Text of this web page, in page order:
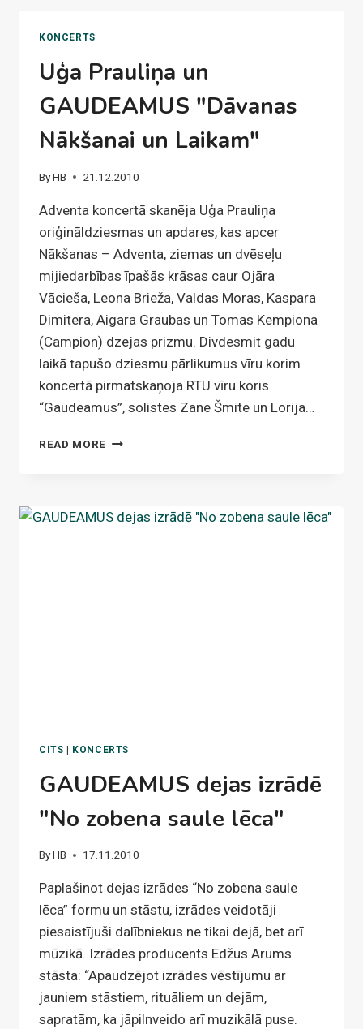
KONCERTS
Uģa Prauliņa un
GAUDEAMUS "Dāvanas
Nākšanai un Laikam"
ByHB 21.12.2010
Adventa koncertā skanēja Uģa Prauliņa
oriģināldziesmas un apdares, kas apcer
Nākšanas – Adventa, ziemas un dvēseļu
mijiedarbības īpašās krāsas caur Ojāra
Vācieša, Leona Brieža, Valdas Moras, Kaspara
Dimitera, Aigara Graubas un Tomas Kempiona
(Campion) dzejas prizmu. Divdesmit gadu
laikā tapušo dziesmu pārlikumus vīru korim
koncertā pirmatskaņoja RTU vīru koris
“Gaudeamus”, solistes Zane Šmite un Lorija…
READ MORE UĢA
NĀKŠANAI
CITS | KONCERTS
GAUDEAMUS dejas izrādē
"No zobena saule lēca"
ByHB 17.11.2010
Paplašinot dejas izrādes “No zobena saule
lēca” formu un stāstu, izrādes veidotāji
piesaistījuši dalībniekus ne tikai dejā, bet arī
mūzikā. Izrādes producents Edžus Arums
stāsta: “Apaudzējot izrādes vēstījumu ar
jauniem stāstiem, rituāliem un dejām,
sapratām, ka jāpilnveido arī muzikālā puse.